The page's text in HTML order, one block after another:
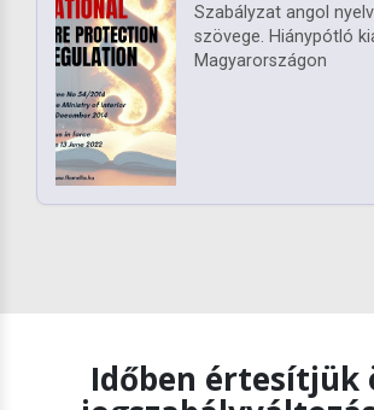
Szabályzat angol
szövege. Hiánypótló
Magyarországon
Időben értesítjük